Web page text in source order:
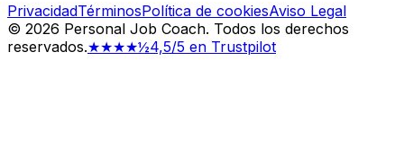
PrivacidadTérminosPolítica de cookiesAviso Legal
© 2026 Personal Job Coach. Todos los derechos
reservados.★★★★½4,5/5 en Trustpilot